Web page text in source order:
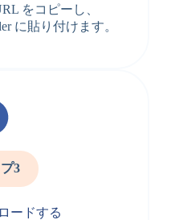
をコピーし、
に貼り付けます。
3
ードする